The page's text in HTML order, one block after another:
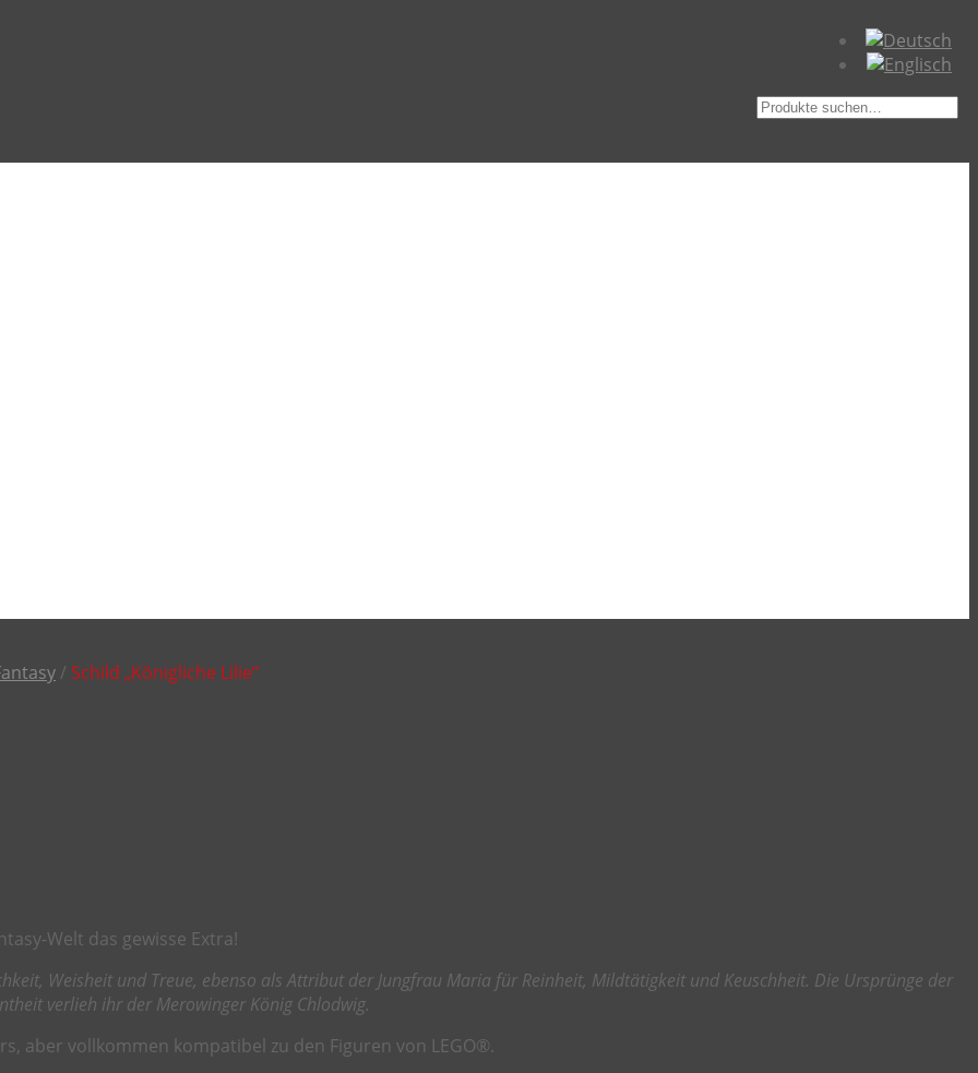
Suche
/ Schild „Königliche Lilie“
Welt das gewisse Extra!
Weisheit und Treue, ebenso als Attribut der Jungfrau Maria für Reinheit, Mildtätigkeit und Keuschheit. Die Ursprünge der
verlieh ihr der Merowinger König Chlodwig.
aber vollkommen kompatibel zu den Figuren von LEGO®.